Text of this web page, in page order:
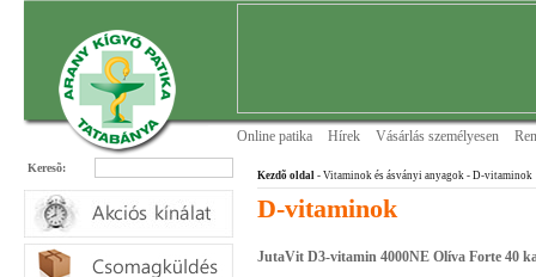
Online patika Hírek Vásárlás személyesen
Keresõ:
Kezdõ oldal - Vitaminok és ásványi anyagok - D-vitaminok
D-vitaminok
JutaVit D3-vitamin 4000NE Olíva Forte 40